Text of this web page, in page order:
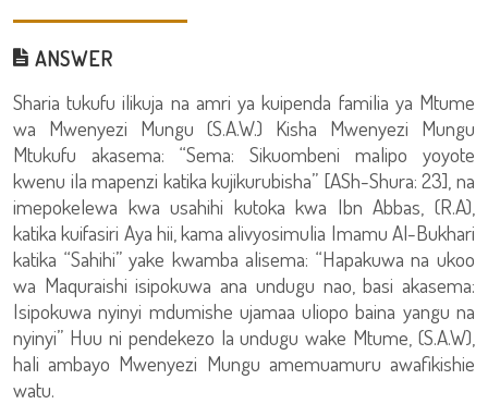
ANSWER
Sharia tukufu ilikuja na amri ya kuipenda familia ya Mtume
wa Mwenyezi Mungu (S.A.W.) Kisha Mwenyezi Mungu
Mtukufu akasema: “Sema: Sikuombeni malipo yoyote
kwenu ila mapenzi katika kujikurubisha” [ASh-Shura: 23], na
imepokelewa kwa usahihi kutoka kwa Ibn Abbas, (R.A),
katika kuifasiri Aya hii, kama alivyosimulia Imamu Al-Bukhari
katika “Sahihi” yake kwamba alisema: “Hapakuwa na ukoo
wa Maquraishi isipokuwa ana undugu nao, basi akasema:
Isipokuwa nyinyi mdumishe ujamaa uliopo baina yangu na
nyinyi” Huu ni pendekezo la undugu wake Mtume, (S.A.W),
hali ambayo Mwenyezi Mungu amemuamuru awafikishie
watu.